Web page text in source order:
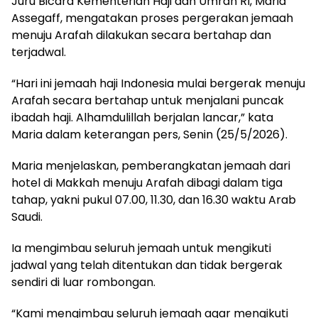
Assegaff, mengatakan proses pergerakan jemaah
menuju Arafah dilakukan secara bertahap dan
terjadwal.
“Hari ini jemaah haji Indonesia mulai bergerak menuju
Arafah secara bertahap untuk menjalani puncak
ibadah haji. Alhamdulillah berjalan lancar,” kata
Maria dalam keterangan pers, Senin (25/5/2026).
Maria menjelaskan, pemberangkatan jemaah dari
hotel di Makkah menuju Arafah dibagi dalam tiga
tahap, yakni pukul 07.00, 11.30, dan 16.30 waktu Arab
Saudi.
Ia mengimbau seluruh jemaah untuk mengikuti
jadwal yang telah ditentukan dan tidak bergerak
sendiri di luar rombongan.
“Kami mengimbau seluruh jemaah agar mengikuti